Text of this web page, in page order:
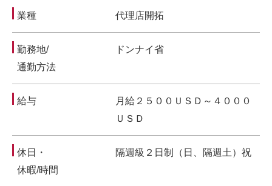
業種 代理店開拓
勤務地/
通勤方法
ドンナイ省
給与
月給２５００ＵＳＤ～４０００
ＵＳＤ
休日・
休暇/時間
隔週級２日制（日、隔週土）祝